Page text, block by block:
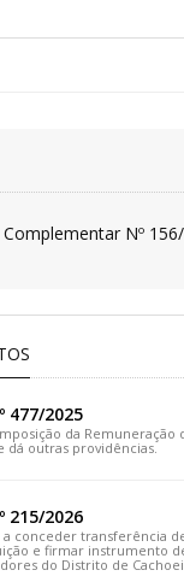
Nº
477/2025
da Remuneração
dá outras providências.
215/2026
conceder transferência
e firmar instrumento
do Distrito de